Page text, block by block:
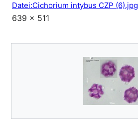
Datei:Cichorium intybus CZP (6).jpg
639 × 511